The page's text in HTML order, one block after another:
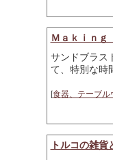
Ｍａｋｉｎ
サンドブラス
て、特別な時
[食器、テーブル
トルコの雑貨